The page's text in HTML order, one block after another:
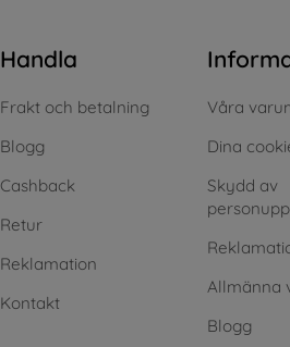
Handla
Frakt och betalning
Blogg
Cashback
Retur
Reklamation
Kontakt
Våra
Dina
Skydd av
Allmänna
Blogg